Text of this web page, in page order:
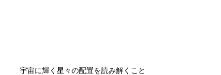
宇宙に輝く星々の配置を読み解くこと